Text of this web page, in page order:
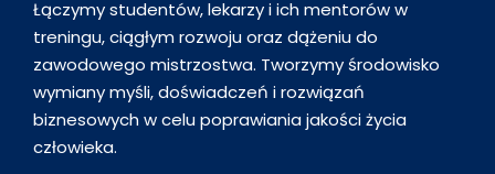
Łączymy studentów, lekarzy i ich mentorów w
treningu, ciągłym rozwoju oraz dążeniu do
zawodowego mistrzostwa. Tworzymy środowisko
wymiany myśli, doświadczeń i rozwiązań
biznesowych w celu poprawiania jakości życia
człowieka.